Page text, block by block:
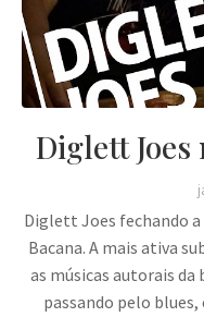
Diglett
Diglett Joes fechando
Bacana. A mais ativa
as músicas autorais da
passando pelo